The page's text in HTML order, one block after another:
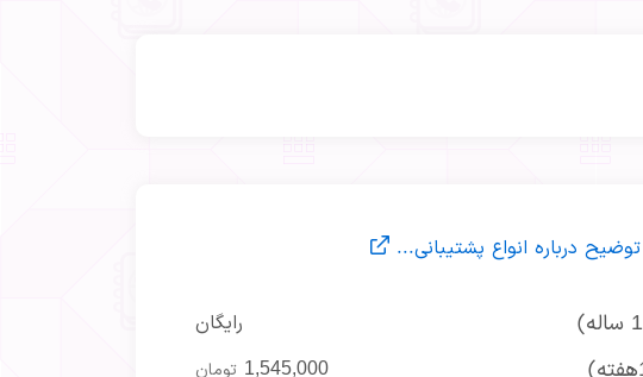
توضیح درباره انواع پشتیبانی...
رایگان
1,545,000 تومان